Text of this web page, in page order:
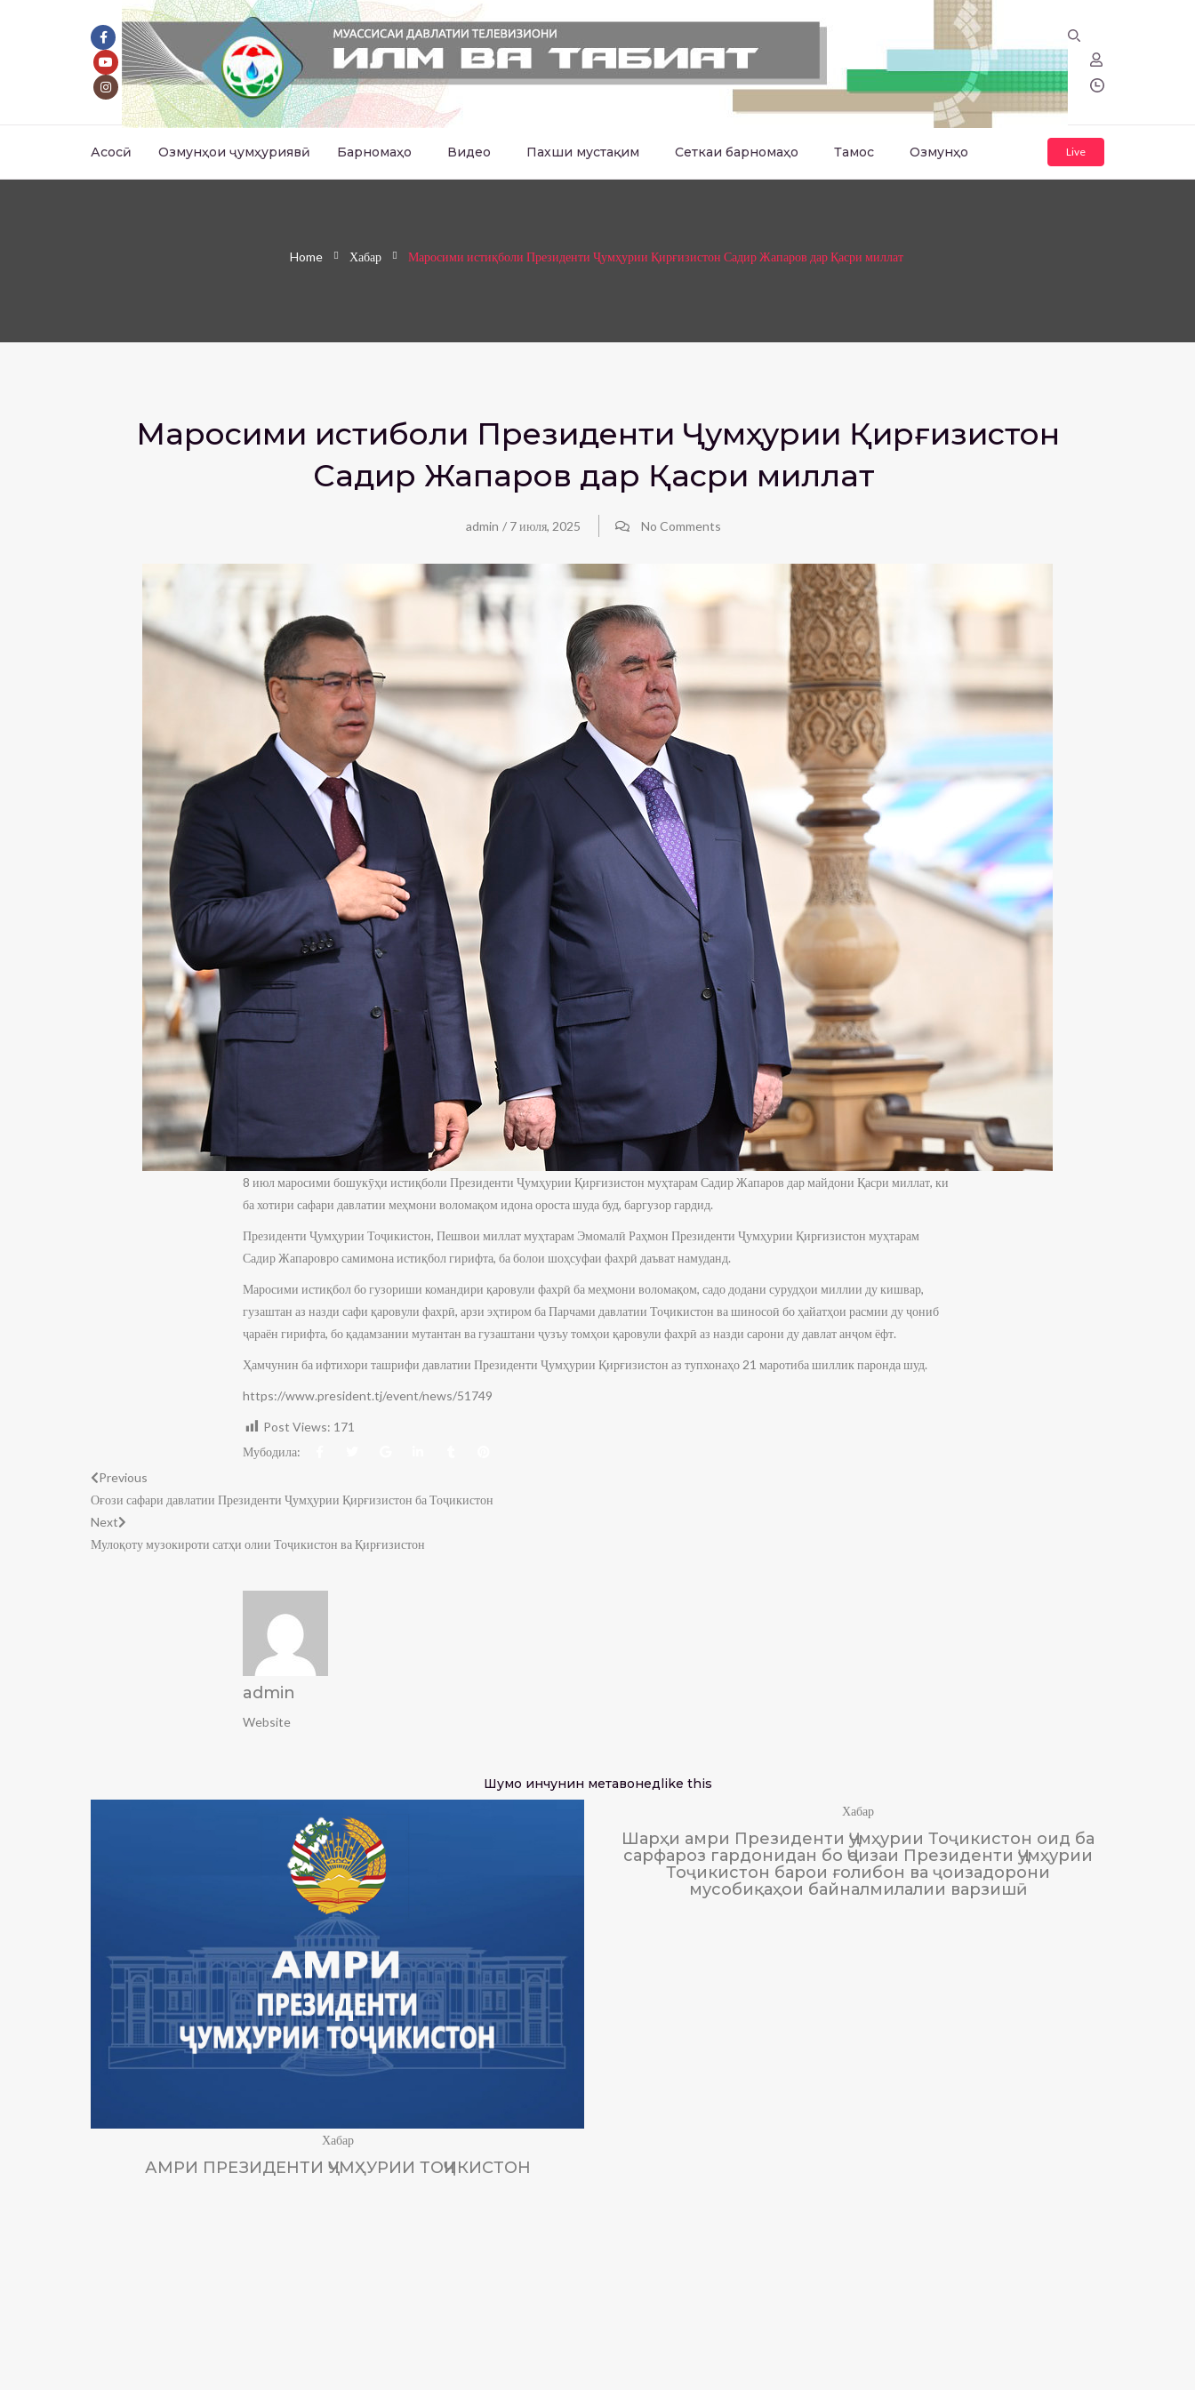
Асосӣ Озмунҳои ҷумҳуриявӣ Барномаҳо Видео Пахши мустақим Сеткаи барномаҳо Тамос Озмунҳо Live
Home Хабар Маросими истиқболи Президенти Ҷумҳурии Қирғизистон Садир Жапаров дар Қасри миллат
Маросими истиқболи Президенти Ҷумҳурии Қирғизистон
Садир Жапаров дар Қасри миллат
admin / 7 июля, 2025 No Comments
8 июл маросими бошукӯҳи истиқболи Президенти Ҷумҳурии Қирғизистон муҳтарам Садир Жапаров дар майдони Қасри миллат, ки
ба хотири сафари давлатии меҳмони воломақом идона ороста шуда буд, баргузор гардид.
Президенти Ҷумҳурии Тоҷикистон, Пешвои миллат муҳтарам Эмомалӣ Раҳмон Президенти Ҷумҳурии Қирғизистон муҳтарам
Садир Жапаровро самимона истиқбол гирифта, ба болои шоҳсуфаи фахрӣ даъват намуданд.
Маросими истиқбол бо гузориши командири қаровули фахрӣ ба меҳмони воломақом, садо додани сурудҳои миллии ду кишвар,
гузаштан аз назди сафи қаровули фахрӣ, арзи эҳтиром ба Парчами давлатии Тоҷикистон ва шиносоӣ бо ҳайатҳои расмии ду ҷониб
ҷараён гирифта, бо қадамзании мутантан ва гузаштани ҷузъу томҳои қаровули фахрӣ аз назди сарони ду давлат анҷом ёфт.
Ҳамчунин ба ифтихори ташрифи давлатии Президенти Ҷумҳурии Қирғизистон аз тупхонаҳо 21 маротиба шиллик паронда шуд.
https://www.president.tj/event/news/51749
Post Views: 171
Мубодила:
Previous
Оғози сафари давлатии Президенти Ҷумҳурии Қирғизистон ба Тоҷикистон
Next
Мулоқоту музокироти сатҳи олии Тоҷикистон ва Қирғизистон
admin
Website
Шумо инчунин метавонедlike this
Хабар
АМРИ ПРЕЗИДЕНТИ ҶУМҲУРИИ ТОҶИКИСТОН
Хабар
Шарҳи амри Президенти Ҷумҳурии Тоҷикистон оид ба
сарфароз гардонидан бо Ҷоизаи Президенти Ҷумҳурии
Тоҷикистон барои ғолибон ва ҷоизадорони
мусобиқаҳои байналмилалии варзишӣ